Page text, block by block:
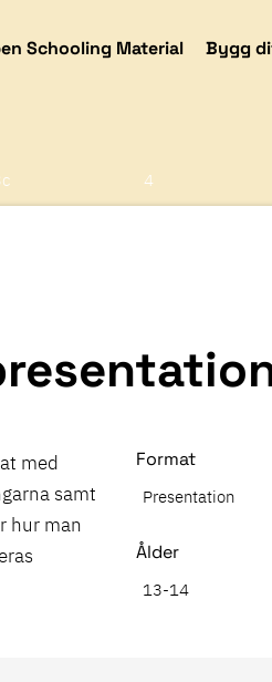
Schooling Material Bygg
4
med
samt
hur man
Format
Presentation
Ålder
13-14